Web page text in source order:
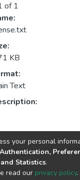
of 1
KB
Text
your personal
Authentication,
Statistics.
read our privacy policy.